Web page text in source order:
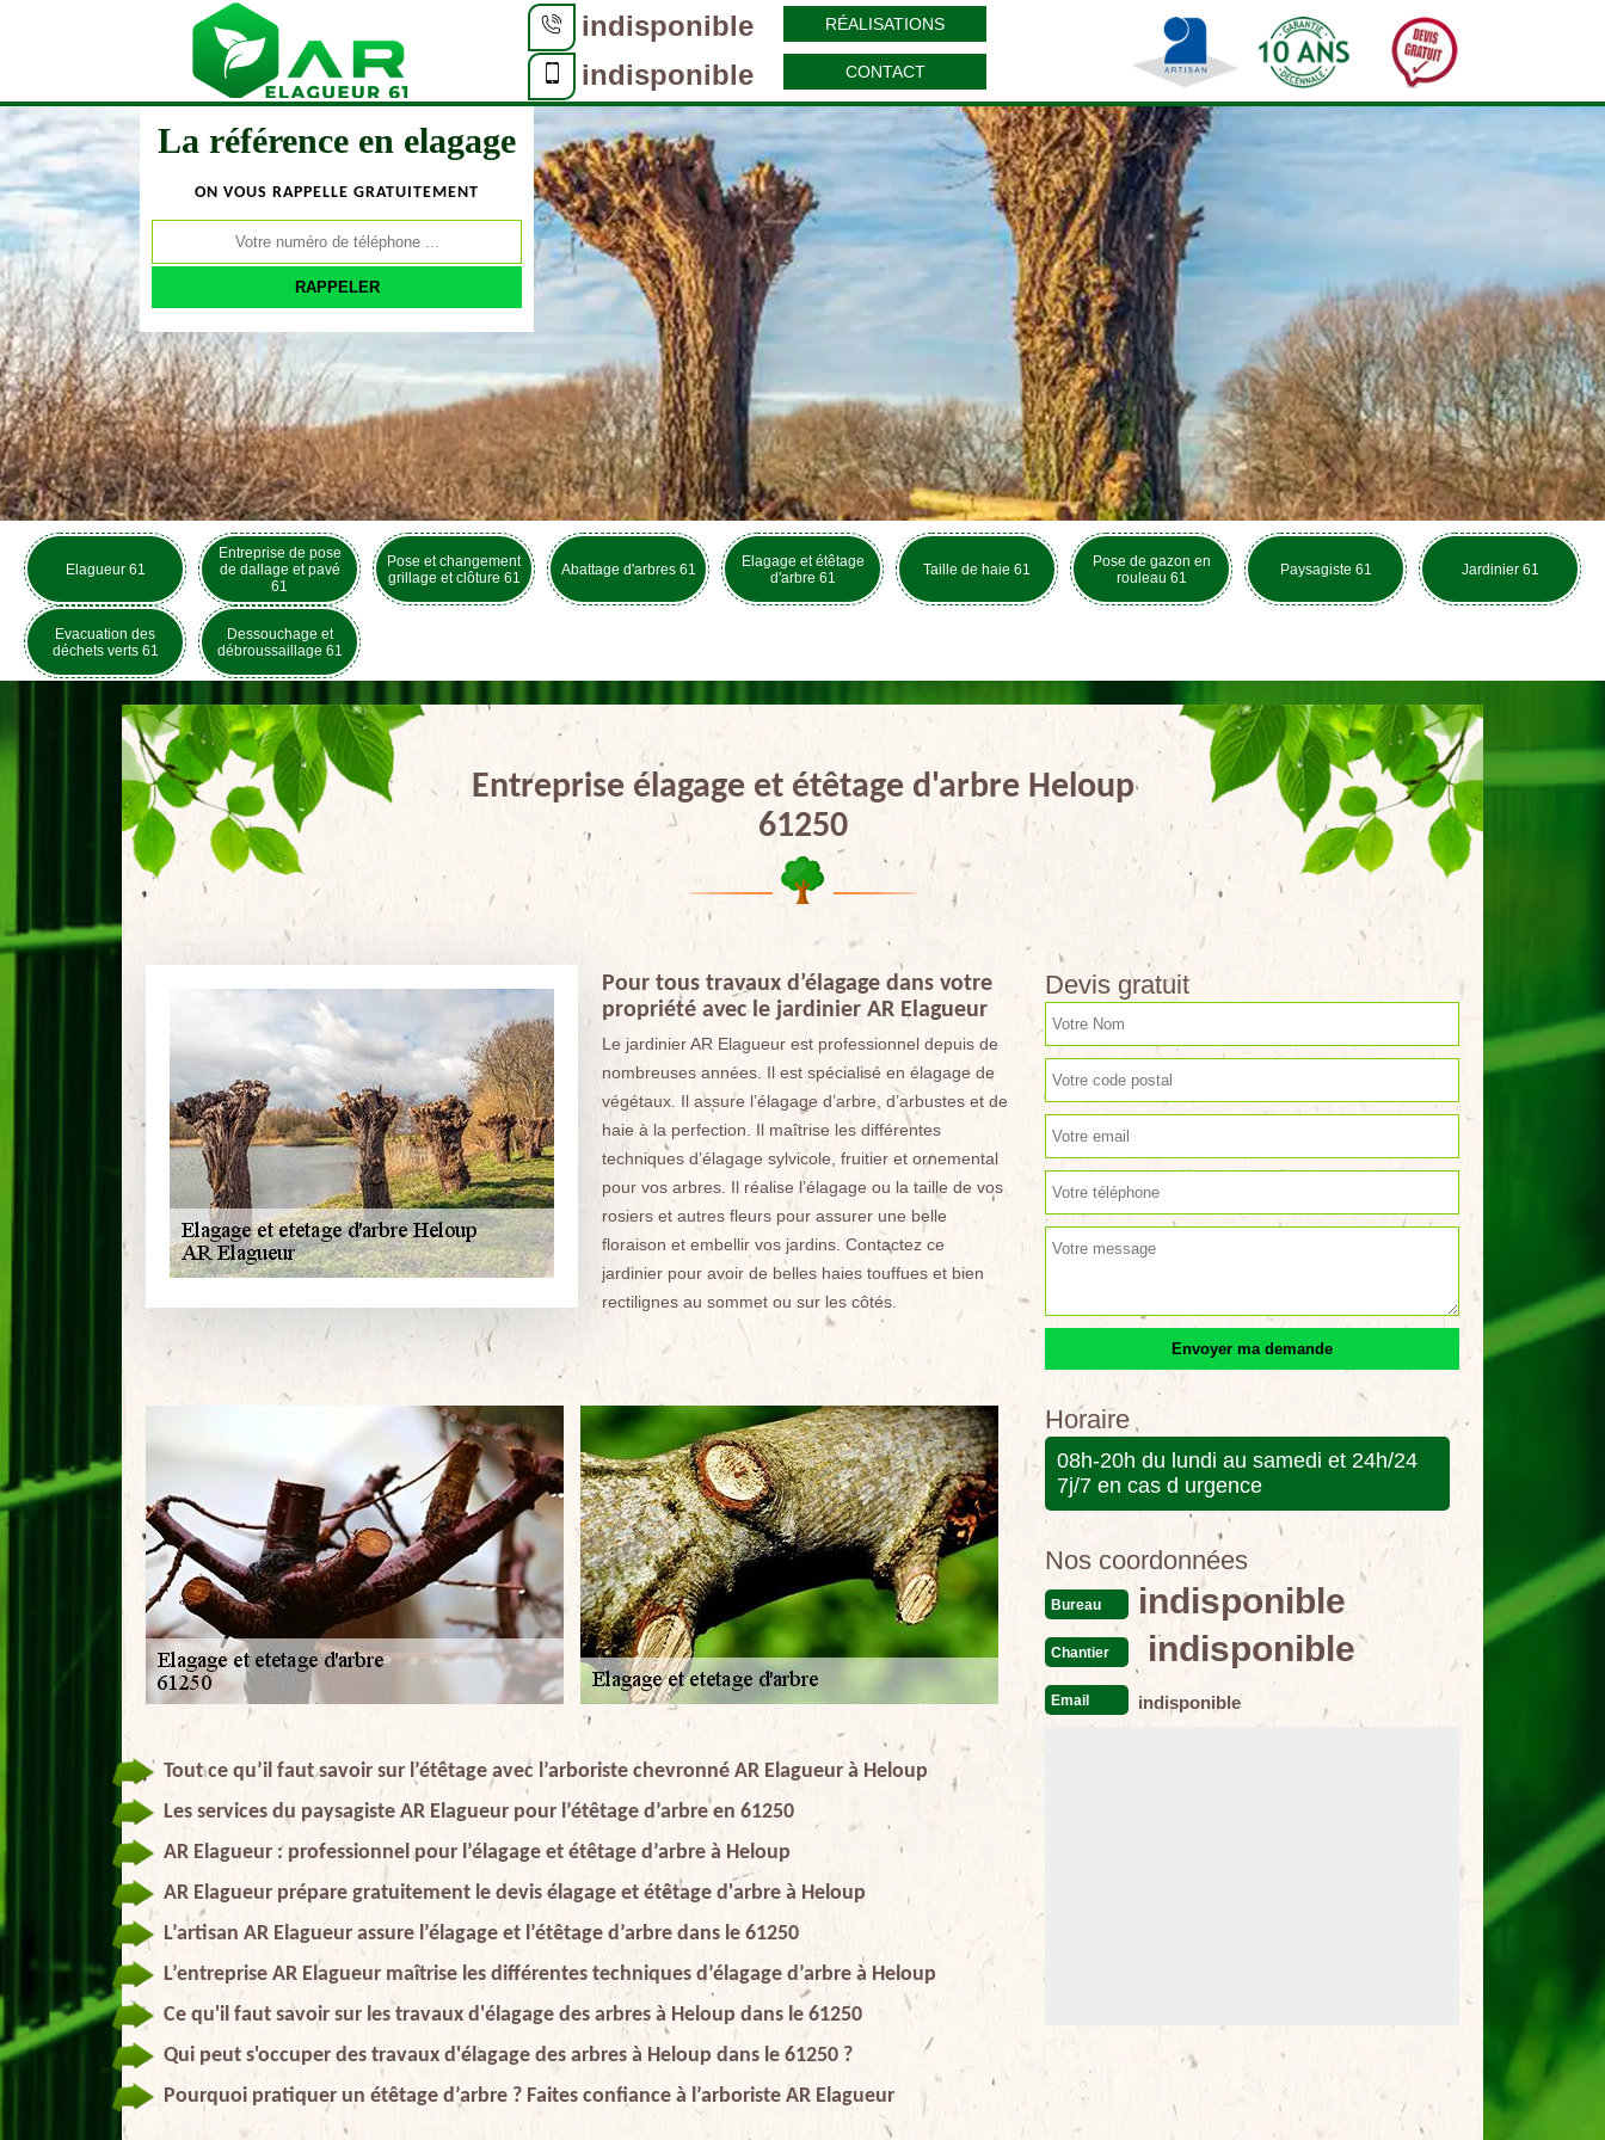
indisponible
indisponible
RÉALISATIONS
CONTACT
La référence en elagage
ON VOUS RAPPELLE GRATUITEMENT
Elagueur 61
Entreprise de pose
de dallage et pavé
61
Pose et changement
grillage et clôture 61
Abattage d'arbres 61
Elagage et étêtage
d'arbre 61
Taille de haie 61
Pose de gazon en
rouleau 61
Paysagiste 61 Jardinier 61
Evacuation des
déchets verts 61
Dessouchage et
débroussaillage 61
Entreprise élagage et étêtage d'arbre Heloup
61250
Pour tous travaux d’élagage dans votre
propriété avec le jardinier AR Elagueur
Le jardinier AR Elagueur est professionnel depuis de
nombreuses années. Il est spécialisé en élagage de
végétaux. Il assure l’élagage d’arbre, d’arbustes et de
haie à la perfection. Il maîtrise les différentes
techniques d’élagage sylvicole, fruitier et ornemental
pour vos arbres. Il réalise l’élagage ou la taille de vos
rosiers et autres fleurs pour assurer une belle
floraison et embellir vos jardins. Contactez ce
jardinier pour avoir de belles haies touffues et bien
rectilignes au sommet ou sur les côtés.
Tout ce qu’il faut savoir sur l’étêtage avec l’arboriste chevronné AR Elagueur à Heloup
Les services du paysagiste AR Elagueur pour l’étêtage d’arbre en 61250
AR Elagueur : professionnel pour l’élagage et étêtage d’arbre à Heloup
AR Elagueur prépare gratuitement le devis élagage et étêtage d'arbre à Heloup
L’artisan AR Elagueur assure l’élagage et l’étêtage d’arbre dans le 61250
L’entreprise AR Elagueur maîtrise les différentes techniques d’élagage d’arbre à Heloup
Ce qu'il faut savoir sur les travaux d'élagage des arbres à Heloup dans le 61250
Qui peut s'occuper des travaux d'élagage des arbres à Heloup dans le 61250 ?
Pourquoi pratiquer un étêtage d’arbre ? Faites confiance à l’arboriste AR Elagueur
Devis gratuit
Horaire
08h-20h du lundi au samedi et 24h/24
7j/7 en cas d urgence
Nos coordonnées
Bureau indisponible
Chantier indisponible
Email indisponible